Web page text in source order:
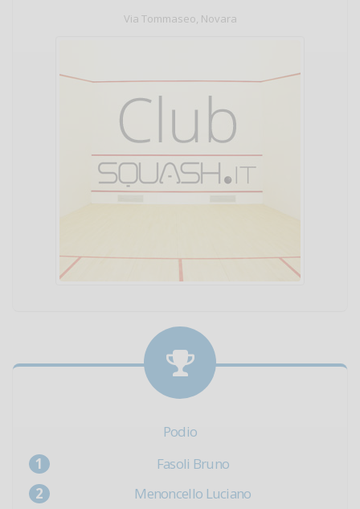
Via Tommaseo, Novara
Podio
Fasoli Bruno
Menoncello Luciano